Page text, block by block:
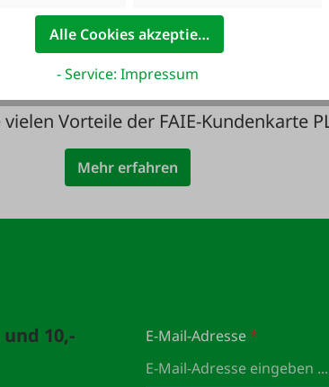
Vorteile der FAIE-Kundenkarte
Mehr erfahren
10,-
E-Mail-Adresse*
Alle Cookies akzeptieren
- Service: Impressum